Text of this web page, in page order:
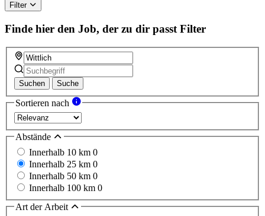
Filter
Finde hier den Job, der zu dir passt Filter
Suchen Suche
Sortieren nach
Abstände
Innerhalb 10 km 0
Innerhalb 25 km 0
Innerhalb 50 km 0
Innerhalb 100 km 0
Art der Arbeit